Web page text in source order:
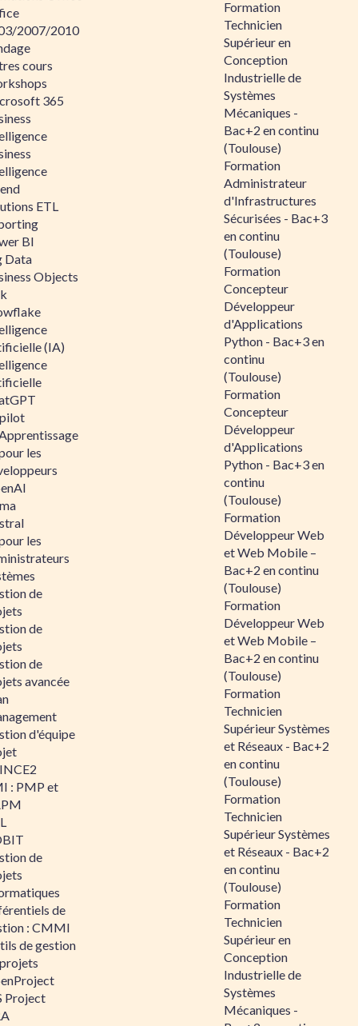
2007/2010
cours
365
ETL
BI
Data
Objects
(IA)
les
les
de
de
de
avancée
d'équipe
: PMP et
de
de
: CMMI
de gestion
Project
Formation
Technicien
Supérieur en
Conception
Industrielle de
Systèmes
Mécaniques -
Bac+2 en continu
(Toulouse)
Formation
Administrateur
d'Infrastructures
Sécurisées - Bac+3
en continu
(Toulouse)
Formation
Concepteur
Développeur
d'Applications
Python - Bac+3 en
continu
(Toulouse)
Formation
Concepteur
Développeur
d'Applications
Python - Bac+3 en
continu
(Toulouse)
Formation
Développeur Web
et Web Mobile –
Bac+2 en continu
(Toulouse)
Formation
Développeur Web
et Web Mobile –
Bac+2 en continu
(Toulouse)
Formation
Technicien
Supérieur Systèmes
et Réseaux - Bac+2
en continu
(Toulouse)
Formation
Technicien
Supérieur Systèmes
et Réseaux - Bac+2
en continu
(Toulouse)
Formation
Technicien
Supérieur en
Conception
Industrielle de
Systèmes
Mécaniques -